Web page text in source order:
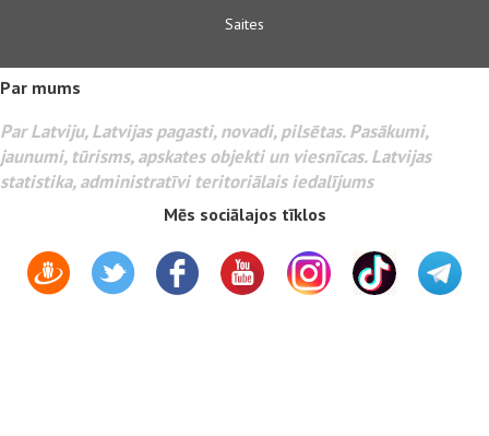
Saites
Par mums
Par Latviju, Latvijas pagasti, novadi, pilsētas. Pasākumi,
jaunumi, tūrisms, apskates objekti un viesnīcas. Latvijas
statistika, administratīvi teritoriālais iedalījums
Mēs sociālajos tīklos